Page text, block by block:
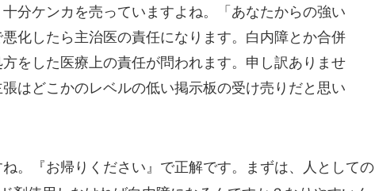
分ケンカを売っていますよね。「あなたからの強い
化したら主治医の責任になります。白内障とか合併
をした医療上の責任が問われます。申し訳ありませ
はどこかのレベルの低い掲示板の受け売りだと思い
。『お帰りください』で正解です。まずは、人としての